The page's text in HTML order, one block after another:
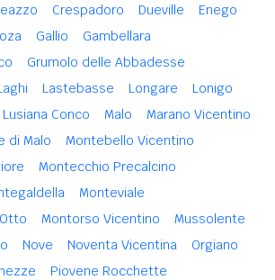
Crespadoro Dueville
Enego
Gallio
Gambellara
Grumolo delle Abbadesse
Lastebasse Longare
Lonigo
Lusiana Conco Malo
Marano Vicentino
di Malo
Montebello Vicentino
Montecchio Precalcino
Monteviale
Montorso Vicentino
Mussolente
Nove Noventa Vicentina
Orgiano
Piovene Rocchette